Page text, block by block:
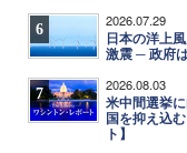
6 2026.07.29
日本の洋上
激震 ─ 政府
7 2026.08.03
米中間選挙
国を抑え込
ト】